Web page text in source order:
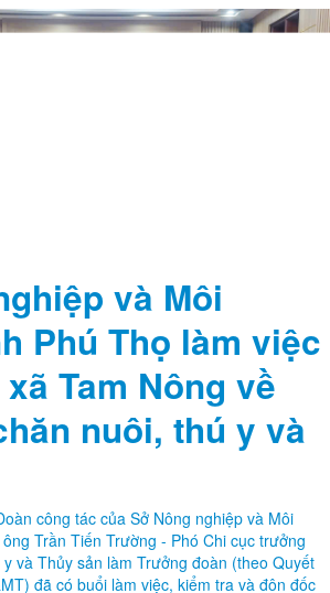
và Môi
Phú Thọ làm việc
Tam Nông về
nuôi, thú y và
công tác của Sở Nông nghiệp và Môi
Trần Tiến Trường - Phó Chi cục trưởng
và Thủy sản làm Trưởng đoàn (theo Quyết
đã có buổi làm việc, kiểm tra và đôn đốc